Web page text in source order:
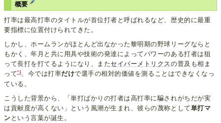
概要
打率は最高打率のタイトルが首位打者と呼ばれるなど、歴史的に最重
要指標に位置付けられてきた。
しかし、ホームランがほとんど出なかった黎明期の野球リーグならと
もかく、年月と共に用具や技術の発達によってパワーのある打者は狙
って長打を打てるようになり、またセイバーメトリクスの普及も相ま
って*1、今では打率だけで選手の相対的価値を測ることはできなくなっ
ている。
こうした背景から、「単打ばかりの打者は高打率に騙されがちだが実
は貢献度が高くない」という風潮が生まれ、彼らの蔑称として単打マ
ン という言葉が誕生。